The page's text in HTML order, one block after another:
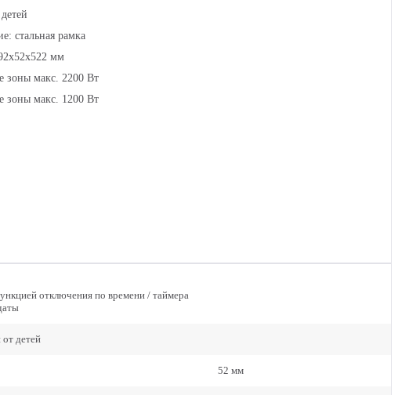
стальная рамка
мм
зоны макс. 2200 Вт
зоны макс. 1200 Вт
отключения по времени / таймера
детей
52 мм